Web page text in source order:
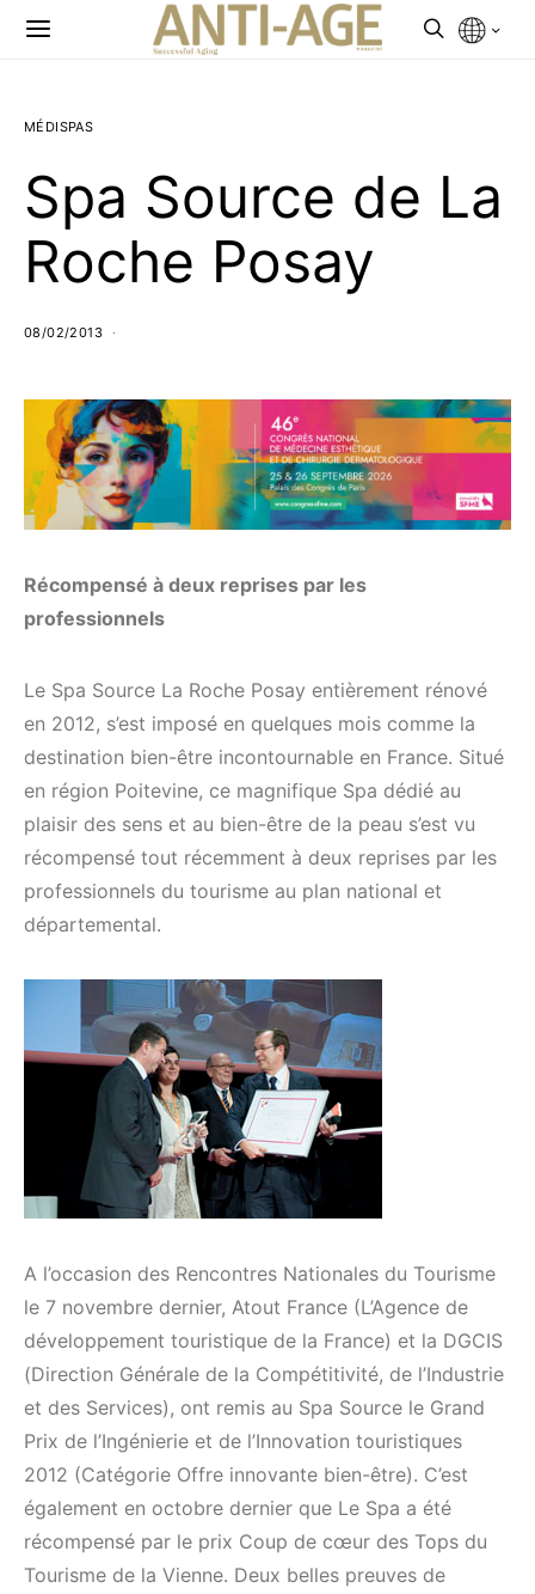
MÉDISPAS
Spa Source de La
Roche Posay
08/02/2013
Récompensé à deux reprises par les
professionnels
Le Spa Source La Roche Posay entièrement rénové
en 2012, s’est imposé en quelques mois comme la
destination bien-être incontournable en France. Situé
en région Poitevine, ce magnifique Spa dédié au
plaisir des sens et au bien-être de la peau s’est vu
récompensé tout récemment à deux reprises par les
professionnels du tourisme au plan national et
départemental.
A l’occasion des Rencontres Nationales du Tourisme
le 7 novembre dernier, Atout France (L’Agence de
développement touristique de la France) et la DGCIS
(Direction Générale de la Compétitivité, de l’Industrie
et des Services), ont remis au Spa Source le Grand
Prix de l’Ingénierie et de l’Innovation touristiques
2012 (Catégorie Offre innovante bien-être). C’est
également en octobre dernier que Le Spa a été
récompensé par le prix Coup de cœur des Tops du
Tourisme de la Vienne. Deux belles preuves de